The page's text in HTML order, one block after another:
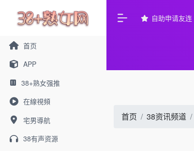
首页
APP
38+熟女强推
在線視頻
宅男導航
38有声资源
自助申请友连
首页 38资讯频道